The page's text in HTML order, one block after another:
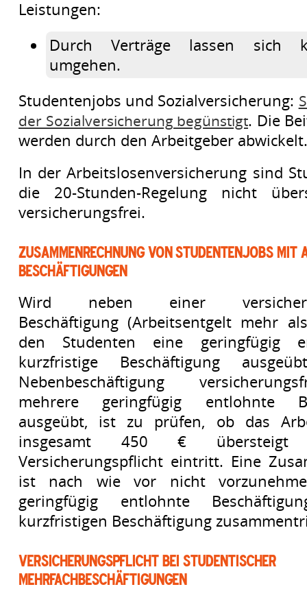
Leistungen:
Durch Verträge lassen sich
umgehen.
Studentenjobs und Sozialversicherung:
der Sozialversicherung begünstigt. Die
werden durch den Arbeitgeber abwickelt.
In der Arbeitslosenversicherung sind
die 20-Stunden-Regelung nicht
versicherungsfrei.
Zusammenrechnung von Studentenjobs mit
Beschäftigungen
Wird neben einer
Beschäftigung (Arbeitsentgelt mehr
den Studenten eine geringfügig
kurzfristige Beschäftigung
Nebenbeschäftigung
mehrere geringfügig entlohnte
ausgeübt, ist zu prüfen, ob das
insgesamt 450 €
Versicherungspflicht eintritt. Eine
ist nach wie vor nicht
geringfügig entlohnte
kurzfristigen Beschäftigung
Versicherungspflicht bei studentischer
Mehrfachbeschäftigungen